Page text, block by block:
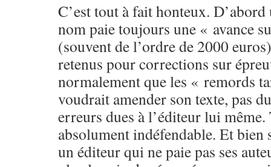
C’est tout à fait honteux.
nom paie toujours une « avance
(souvent de l’ordre de 2000
retenus pour corrections sur
normalement que les « remords
voudrait amender son texte, pas
erreurs dues à l’éditeur lui même.
absolument indéfendable. Et bien
un éditeur qui ne paie pas ses